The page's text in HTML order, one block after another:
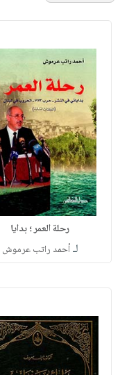
رحلة العمر ؛ بدايا
لـأحمد راتب عرموش